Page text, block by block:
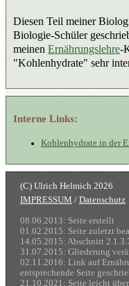
Diesen Teil meiner
Biologie-Schüler
meinen Ernährungslehre-
"Kohlenhydrate" sehr
Interne Links:
Kohlenhydrate in der
IMPRESSUM / Datenschutz
08.06.2013: Seite erstellt
01.02.2015: Seite zuletzt
14.05.2015: Abschnitt
31.07.2015: Gliederung
02.11.2016: Link auf
entsprechende Seite
21.10.2021: Seite leicht